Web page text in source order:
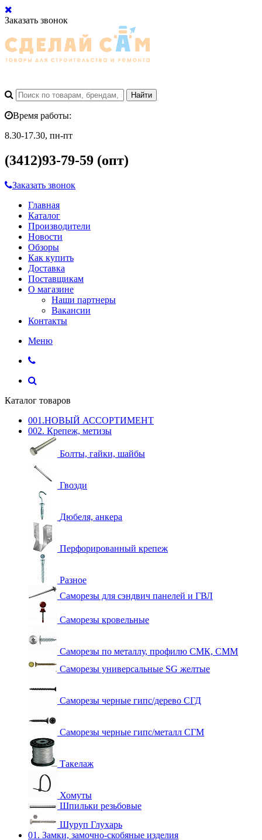
Заказать звонок
Время работы:
8.30-17.30, пн-пт
(3412)93-79-59 (опт)
Заказать звонок
Главная
Каталог
Производители
Новости
Обзоры
Как купить
Доставка
Поставщикам
О магазине
Наши партнеры
Вакансии
Контакты
Меню
Каталог товаров
001.НОВЫЙ АССОРТИМЕНТ
002. Крепеж, метизы
Болты, гайки, шайбы
Гвозди
Дюбеля, анкера
Перфорированный крепеж
Разное
Саморезы для сэндвич панелей и ГВЛ
Саморезы кровельные
Саморезы по металлу, профилю СМК, СММ
Саморезы универсальные SG желтые
Саморезы черные гипс/дерево СГД
Саморезы черные гипс/металл СГМ
Такелаж
Хомуты
Шпильки резьбовые
Шуруп Глухарь
01. Замки, замочно-скобяные изделия